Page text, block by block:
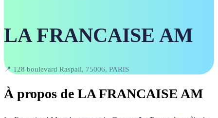
LA FRANCAISE AM
📍 128 boulevard Raspail, 75006, PARIS
À propos de LA FRANCAISE AM